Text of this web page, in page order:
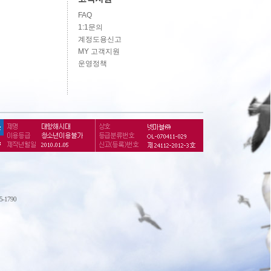
FAQ
1:1문의
계정도용신고
MY 고객지원
운영정책
1790